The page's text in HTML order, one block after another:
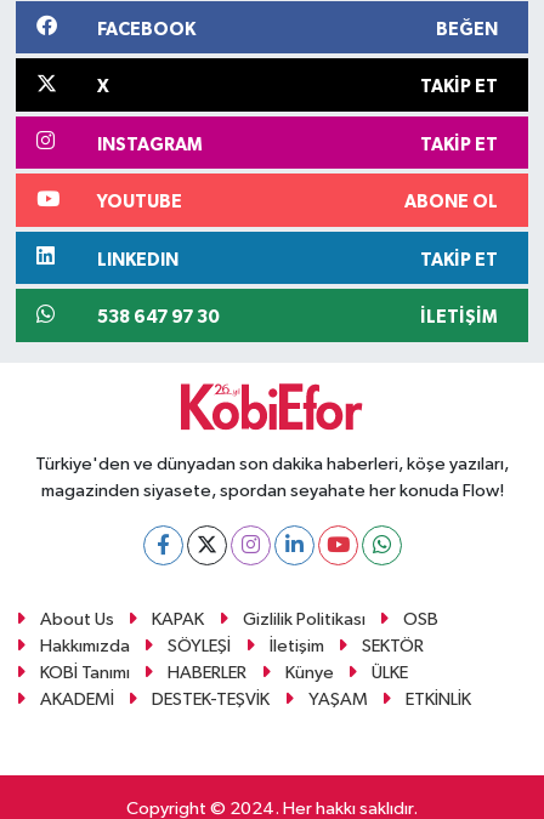
FACEBOOK BEĞEN
X TAKIP ET
INSTAGRAM TAKIP ET
YOUTUBE ABONE OL
LINKEDIN TAKIP ET
538 647 97 30 İLETIŞIM
Türkiye'den ve dünyadan son dakika haberleri, köşe yazıları,
magazinden siyasete, spordan seyahate her konuda Flow!
About Us KAPAK Gizlilik Politikası
OSB
Hakkımızda
SÖYLEŞİ İletişim
SEKTÖR
KOBİ Tanımı
HABERLER Künye
ÜLKE
AKADEMİ
DESTEK-TEŞVİK YAŞAM ETKİNLİK
Copyright © 2024. Her hakkı saklıdır.